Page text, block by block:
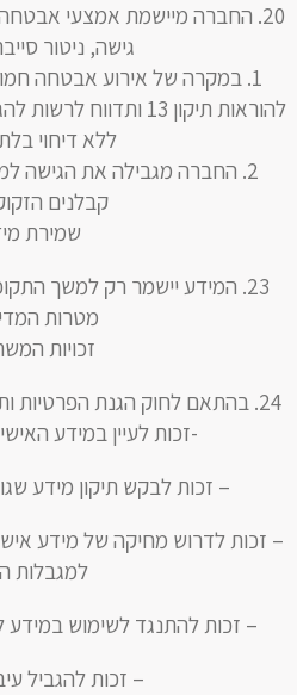
החברה מיישמת אמצעי
גישה, ניטור
במקרה של אירוע אבטחה
להוראות תיקון 13
ללא דיחוי
החברה מגבילה את הגישה
קבלנים
שמירת
המידע יישמר רק למשך
מטרות
זכויות
בהתאם לחוק הגנת הפרטיות ותיקון 13, עומדות לך
-זכות לעיין במידע
– זכות לבקש תיקון מידע
– זכות לדרוש מחיקה של מידע
למגבלות
– זכות להתנגד לשימוש במידע
– זכות להגביל